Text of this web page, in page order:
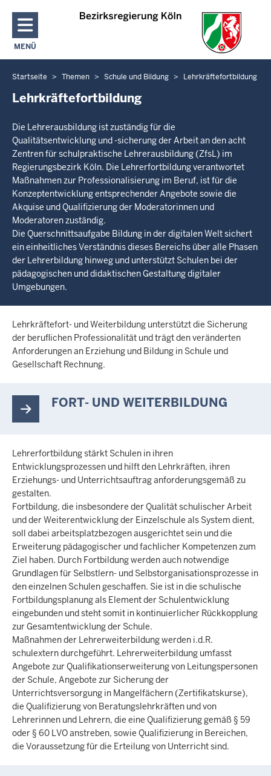
Direkt zum Inhalt
MENÜ
NAVIGATION AKTIVIEREN/DEAKTIVIEREN: HAUPTMENÜ
Sie
befinden
hier
Startseite Themen Schule und Bildung Lehrkräftefortbildung
Lehrkräftefortbildung
Die Lehrerausbildung ist zuständig für die
Qualitätsentwicklung und -sicherung der Arbeit an den acht
Zentren für schulpraktische Lehrerausbildung (ZfsL) im
Regierungsbezirk Köln. Die Lehrerfortbildung verantwortet
Maßnahmen zur Professionalisierung im Beruf, ist für die
Konzeptentwicklung entsprechender Angebote sowie die
Akquise und Qualifizierung der Moderatorinnen und
Moderatoren zuständig.
Die Querschnittsaufgabe Bildung in der digitalen Welt sichert
ein einheitliches Verständnis dieses Bereichs über alle Phasen
der Lehrerbildung hinweg und unterstützt Schulen bei der
pädagogischen und didaktischen Gestaltung digitaler
Umgebungen.
Lehrkräftefort- und Weiterbildung unterstützt die Sicherung
der beruflichen Professionalität und trägt den veränderten
Anforderungen an Erziehung und Bildung in Schule und
Gesellschaft Rechnung.
FORT- UND WEITERBILDUNG
Lehrerfortbildung stärkt Schulen in ihren
Entwicklungsprozessen und hilft den Lehrkräften, ihren
Erziehungs- und Unterrichtsauftrag anforderungsgemäß zu
gestalten.
Fortbildung, die insbesondere der Qualität schulischer Arbeit
und der Weiterentwicklung der Einzelschule als System dient,
soll dabei arbeitsplatzbezogen ausgerichtet sein und die
Erweiterung pädagogischer und fachlicher Kompetenzen zum
Ziel haben. Durch Fortbildung werden auch notwendige
Grundlagen für Selbstlern- und Selbstorganisationsprozesse in
den einzelnen Schulen geschaffen. Sie ist in die schulische
Fortbildungsplanung als Element der Schulentwicklung
eingebunden und steht somit in kontinuierlicher Rückkopplung
zur Gesamtentwicklung der Schule.
Maßnahmen der Lehrerweiterbildung werden i.d.R.
schulextern durchgeführt. Lehrerweiterbildung umfasst
Angebote zur Qualifikationserweiterung von Leitungspersonen
der Schule, Angebote zur Sicherung der
Unterrichtsversorgung in Mangelfächern (Zertifikatskurse),
die Qualifizierung von Beratungslehrkräften und von
Lehrerinnen und Lehrern, die eine Qualifizierung gemäß § 59
oder § 60 LVO anstreben, sowie Qualifizierung in Bereichen,
die Voraussetzung für die Erteilung von Unterricht sind.